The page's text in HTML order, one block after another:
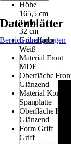
Höhe
165,5 cm
Tiefe
32 cm
Grundfarbe
Weiß
Material Front
MDF
Oberfläche
Glänzend
Material Korpus
Spanplatte
Oberfläche
Glänzend
Form Griff
Griff
Datenblätter
Bereich überspringen